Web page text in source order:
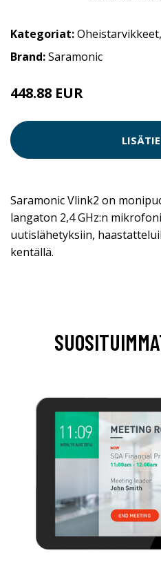
Kategoriat:Oheistarvikkeet,
Brand:Saramonic
448.88 EUR
Saramonic Vlink2 on
langaton 2,4 GHz:n
uutislähetyksiin,
kentällä.